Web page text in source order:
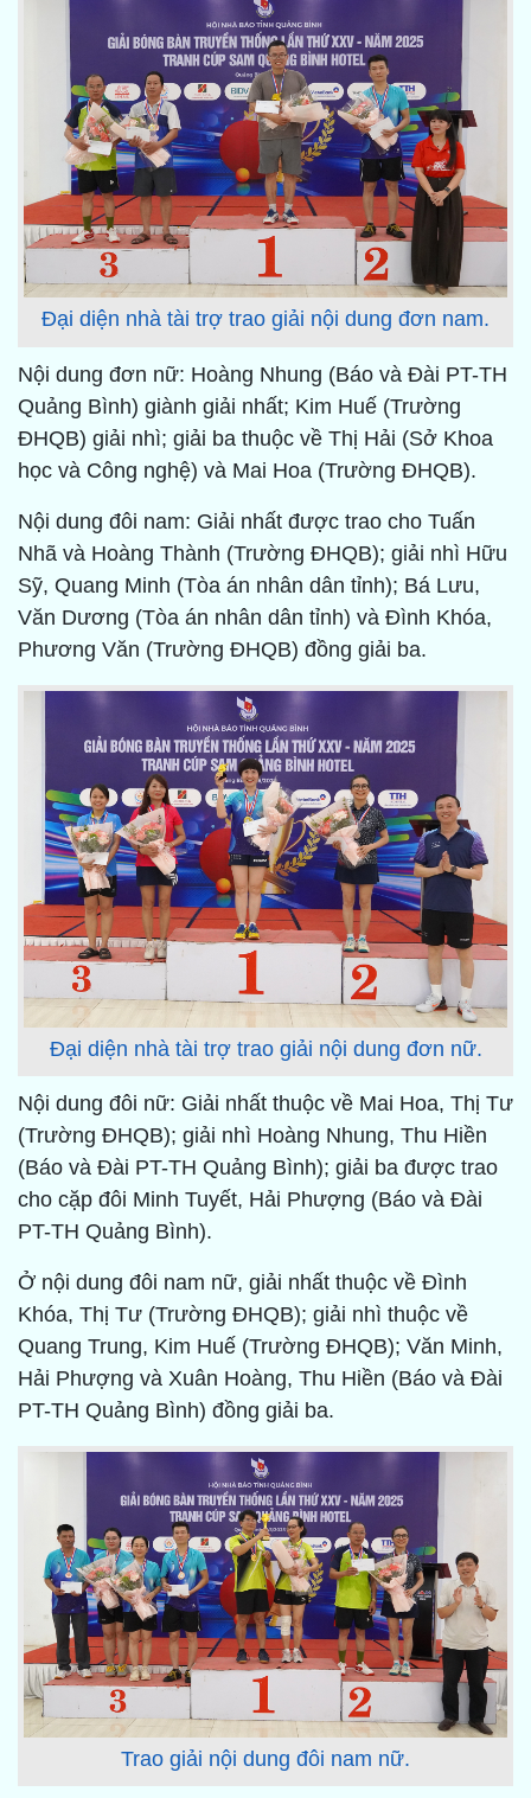
Đại diện nhà tài trợ trao giải nội dung đơn nam.
Nội dung đơn nữ: Hoàng Nhung (Báo và Đài PT-TH
Quảng Bình) giành giải nhất; Kim Huế (Trường
ĐHQB) giải nhì; giải ba thuộc về Thị Hải (Sở Khoa
học và Công nghệ) và Mai Hoa (Trường ĐHQB).
Nội dung đôi nam: Giải nhất được trao cho Tuấn
Nhã và Hoàng Thành (Trường ĐHQB); giải nhì Hữu
Sỹ, Quang Minh (Tòa án nhân dân tỉnh); Bá Lưu,
Văn Dương (Tòa án nhân dân tỉnh) và Đình Khóa,
Phương Văn (Trường ĐHQB) đồng giải ba.
Đại diện nhà tài trợ trao giải nội dung đơn nữ.
Nội dung đôi nữ: Giải nhất thuộc về Mai Hoa, Thị Tư
(Trường ĐHQB); giải nhì Hoàng Nhung, Thu Hiền
(Báo và Đài PT-TH Quảng Bình); giải ba được trao
cho cặp đôi Minh Tuyết, Hải Phượng (Báo và Đài
PT-TH Quảng Bình).
Ở nội dung đôi nam nữ, giải nhất thuộc về Đình
Khóa, Thị Tư (Trường ĐHQB); giải nhì thuộc về
Quang Trung, Kim Huế (Trường ĐHQB); Văn Minh,
Hải Phượng và Xuân Hoàng, Thu Hiền (Báo và Đài
PT-TH Quảng Bình) đồng giải ba.
Trao giải nội dung đôi nam nữ.